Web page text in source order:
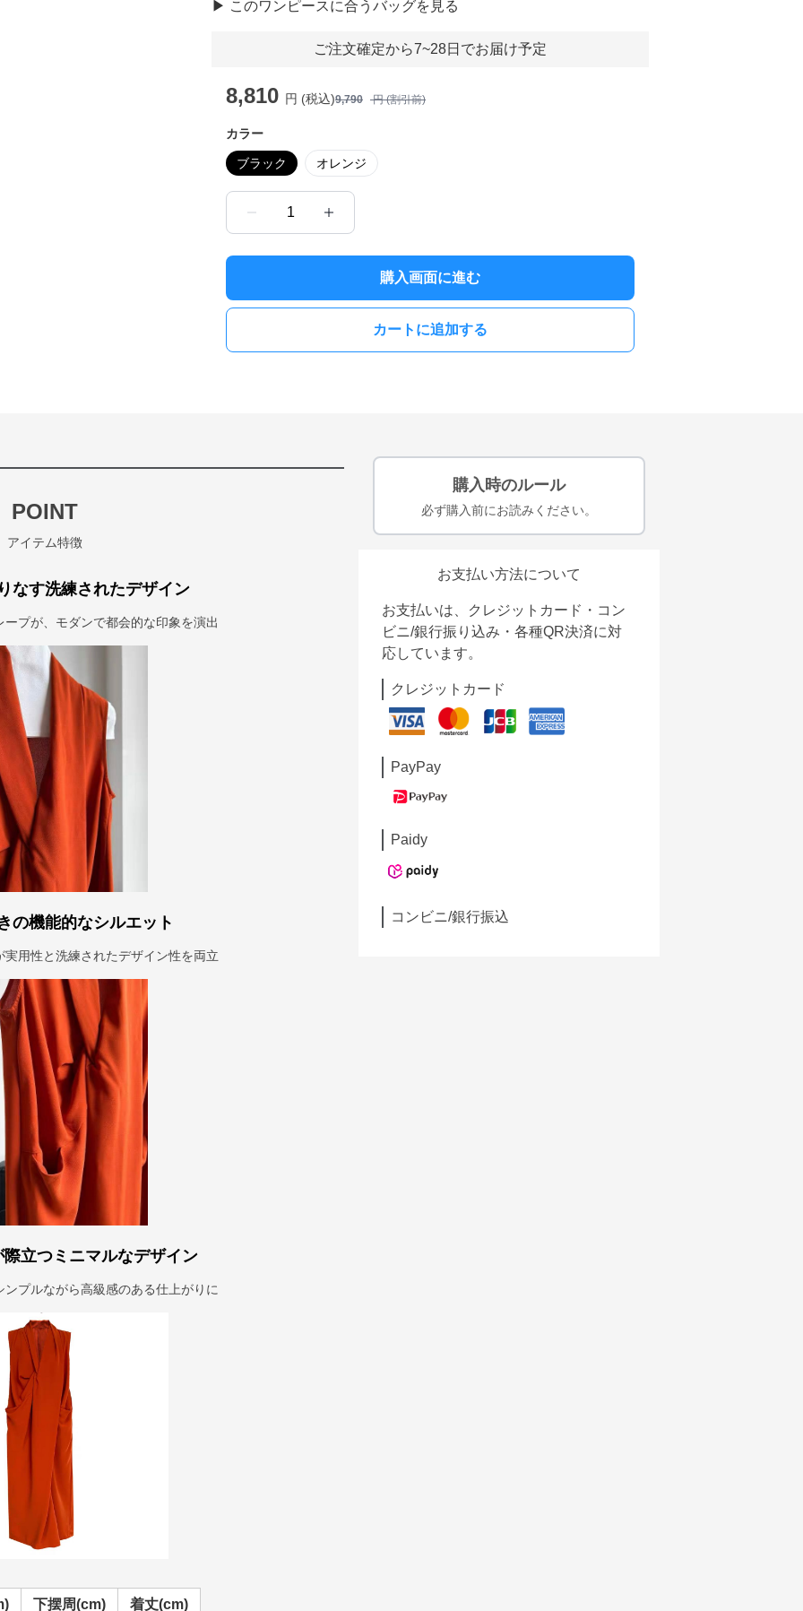
▶︎ このワンピースに合うバッグを見る
ご注文確定から7~28日でお届け予定
8,810 円 (税込)9,790 円 (割引前)
カラー
ブラック オレンジ
1
購入画面に進む
カートに追加する
POINT
アイテム特徴
なす洗練されたデザイン
プが、モダンで都会的な印象を演出
の機能的なシルエット
用性と洗練されたデザイン性を両立
立つミニマルなデザイン
プルながら高級感のある仕上がりに
下摆周(cm) 着丈(cm)
購入時のルール
必ず購入前にお読みください。
お支払い方法について
お支払いは、クレジットカード・コン
ビニ/銀行振り込み・各種QR決済に対
応しています。
クレジットカード
PayPay
Paidy
コンビニ/銀行振込